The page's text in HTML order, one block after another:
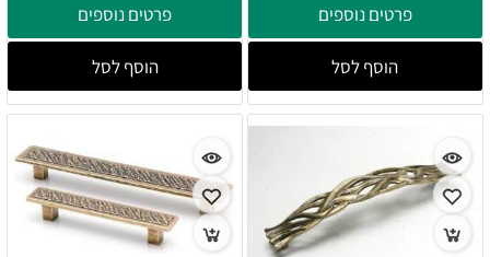
פרטים נוספים
הוסף לסל
פרטים נוספים
הוסף לסל